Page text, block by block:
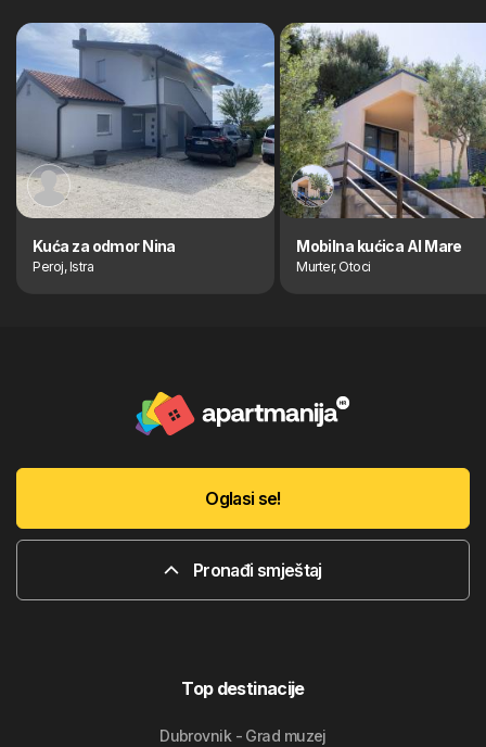
Kuća za odmor Nina
Peroj, Istra
Mobilna kućica Al Mare
Murter, Otoci
Oglasi se!
Pronađi smještaj
Top destinacije
Dubrovnik - Grad muzej